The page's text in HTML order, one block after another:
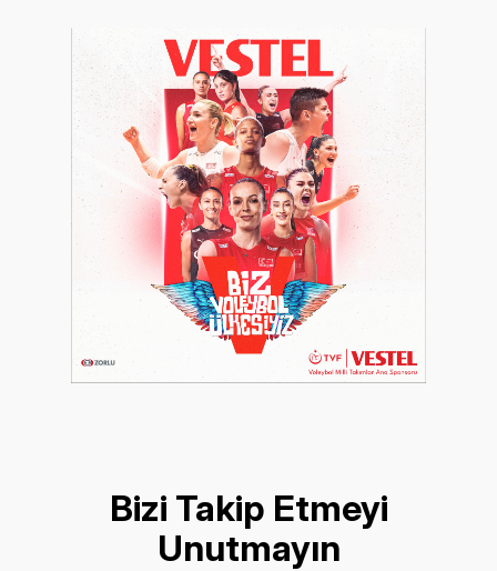
Bizi Takip Etmeyi
Unutmayın